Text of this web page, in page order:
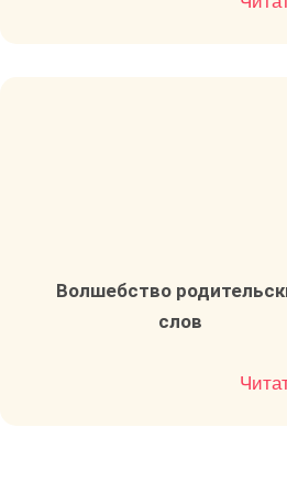
Волшебство
слов